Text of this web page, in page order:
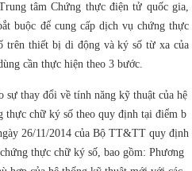
tâm Chứng thực điện tử quốc gia,
buộc để cung cấp dịch vụ chứng thực
trên thiết bị di động và ký số từ xa của
cần thực hiện theo 3 bước.
sự thay đổi về tính năng kỹ thuật của hệ
thực chữ ký số theo quy định tại điểm b
26/11/2014 của Bộ TT&TT quy định
thực chữ ký số, bao gồm: Phương